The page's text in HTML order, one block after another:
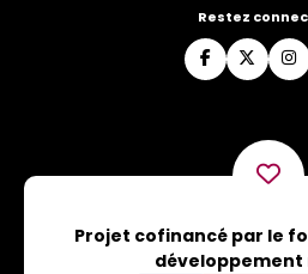
Restez
Projet cofinancé par le
développement